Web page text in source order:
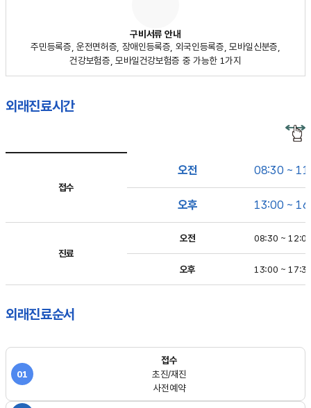
구비서류 안내
주민등록증, 운전면허증, 장애인등록증, 외국인등록증, 모바일신분증,
건강보험증, 모바일건강보험증 중 가능한 1가지
외래진료시간
접수
오전 08:30 ~
오후 13:00 ~
진료
오전 08:30 ~
오후 13:00 ~
외래진료순서
01
접수
초진/재진
사전예약